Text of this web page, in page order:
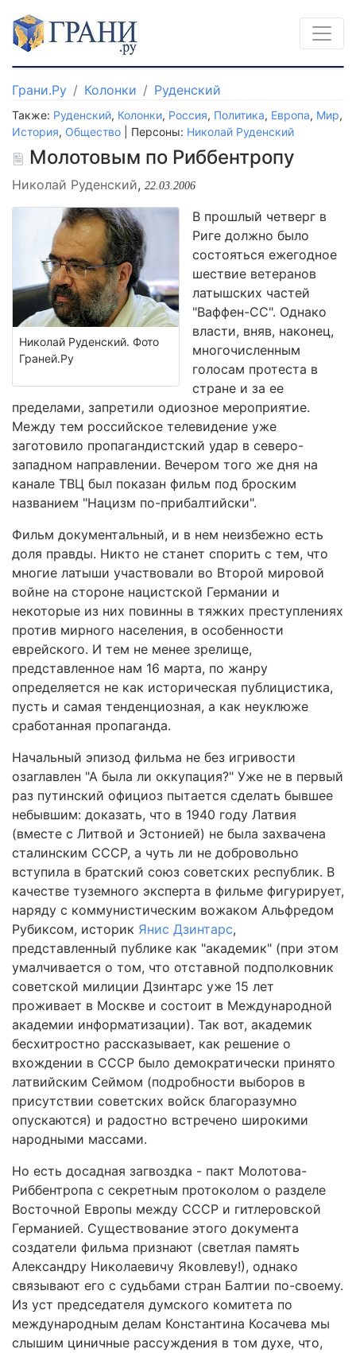
Грани.Ру Колонки Руденский
Также: Руденский, Колонки, Россия, Политика, Европа, Мир,
История, Общество | Персоны: Николай Руденский
Молотовым по Риббентропу
Николай Руденский, 22.03.2006
Николай Руденский. Фото
Граней.Ру
В прошлый четверг в
Риге должно было
состояться ежегодное
шествие ветеранов
латышских частей
"Ваффен-СС". Однако
власти, вняв, наконец,
многочисленным
голосам протеста в
стране и за ее
пределами, запретили одиозное мероприятие.
Между тем российское телевидение уже
заготовило пропагандистский удар в северо-
западном направлении. Вечером того же дня на
канале ТВЦ был показан фильм под броским
названием "Нацизм по-прибалтийски".
Фильм документальный, и в нем неизбежно есть
доля правды. Никто не станет спорить с тем, что
многие латыши участвовали во Второй мировой
войне на стороне нацистской Германии и
некоторые из них повинны в тяжких преступлениях
против мирного населения, в особенности
еврейского. И тем не менее зрелище,
представленное нам 16 марта, по жанру
определяется не как историческая публицистика,
пусть и самая тенденциозная, а как неуклюже
сработанная пропаганда.
Начальный эпизод фильма не без игривости
озаглавлен "А была ли оккупация?" Уже не в первый
раз путинский официоз пытается сделать бывшее
небывшим: доказать, что в 1940 году Латвия
(вместе с Литвой и Эстонией) не была захвачена
сталинским СССР, а чуть ли не добровольно
вступила в братский союз советских республик. В
качестве туземного эксперта в фильме фигурирует,
наряду с коммунистическим вожаком Альфредом
Рубиксом, историк Янис Дзинтарс,
представленный публике как "академик" (при этом
умалчивается о том, что отставной подполковник
советской милиции Дзинтарс уже 15 лет
проживает в Москве и состоит в Международной
академии информатизации). Так вот, академик
бесхитростно рассказывает, как решение о
вхождении в СССР было демократически принято
латвийским Сеймом (подробности выборов в
присутствии советских войск благоразумно
опускаются) и радостно встречено широкими
народными массами.
Но есть досадная загвоздка - пакт Молотова-
Риббентропа с секретным протоколом о разделе
Восточной Европы между СССР и гитлеровской
Германией. Существование этого документа
создатели фильма признают (светлая память
Александру Николаевичу Яковлеву!), однако
связывают его с судьбами стран Балтии по-своему.
Из уст председателя думского комитета по
международным делам Константина Косачева мы
слышим циничные рассуждения в том духе, что,